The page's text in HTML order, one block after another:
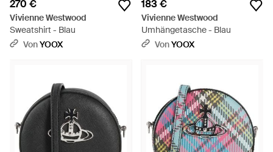
270 €
Vivienne Westwood
Sweatshirt - Blau
VonYOOX
183 €
Vivienne Westwood
Umhängetasche - Blau
VonYOOX